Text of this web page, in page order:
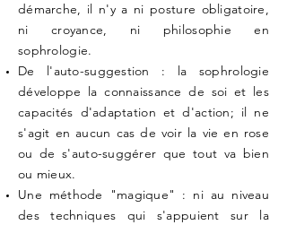
démarche, il n'y a ni posture obligatoire,
ni croyance, ni philosophie en
sophrologie.
De l'auto-suggestion : la sophrologie
développe la connaissance de soi et les
capacités d'adaptation et d'action; il ne
s'agit en aucun cas de voir la vie en rose
ou de s'auto-suggérer que tout va bien
ou mieux.
Une méthode "magique" : ni au niveau
des techniques qui s'appuient sur la